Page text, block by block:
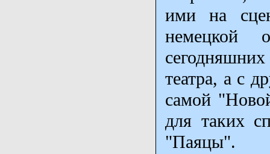
ими на
немецкой
театра, а с
самой
для таких
"Паяцы".